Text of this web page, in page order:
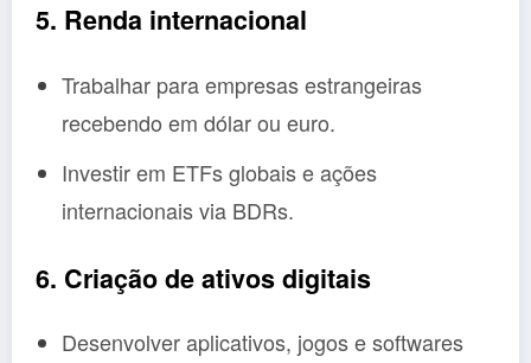
5. Renda internacional
Trabalhar para empresas estrangeiras
recebendo em dólar ou euro.
Investir em ETFs globais e ações
internacionais via BDRs.
6. Criação de ativos digitais
Desenvolver aplicativos, jogos e softwares